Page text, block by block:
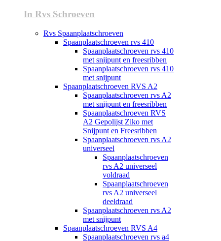
In Rvs Schroeven
Rvs Spaanplaatschroeven
Spaanplaatschroeven rvs 410
Spaanplaatschroeven rvs 410
met snijpunt en freesribben
Spaanplaatschroeven rvs 410
met snijpunt
Spaanplaatschroeven RVS A2
Spaanplaatschroeven rvs A2
met snijpunt en freesribben
Spaanplaatschroeven RVS
A2 Gepolijst Ziko met
Snijpunt en Freesribben
Spaanplaatschroeven rvs A2
universeel
Spaanplaatschroeven
rvs A2 universeel
voldraad
Spaanplaatschroeven
rvs A2 universeel
deeldraad
Spaanplaatschroeven rvs A2
met snijpunt
Spaanplaatschroeven RVS A4
Spaanplaatschroeven rvs a4